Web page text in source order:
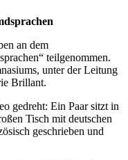
an dem
teilgenommen.
unter der Leitung
Brillant.
gedreht: Ein Paar sitzt in
Tisch mit deutschen
geschrieben und